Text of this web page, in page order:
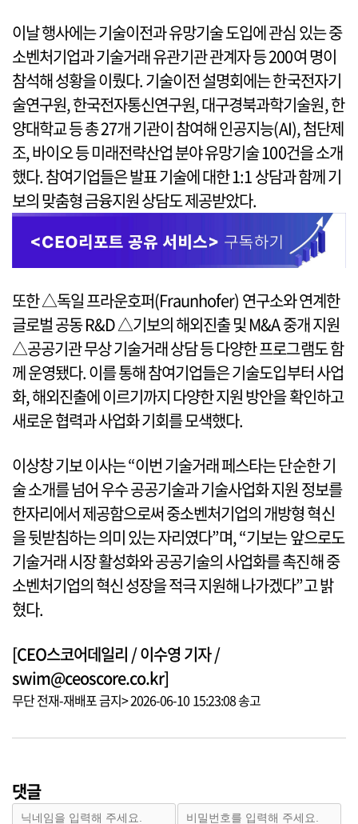
이날 행사에는 기술이전과 유망기술 도입에 관심 있는 중
소벤처기업과 기술거래 유관기관 관계자 등 200여 명이
참석해 성황을 이뤘다. 기술이전 설명회에는 한국전자기
술연구원, 한국전자통신연구원, 대구경북과학기술원, 한
양대학교 등 총 27개 기관이 참여해 인공지능(AI), 첨단제
조, 바이오 등 미래전략산업 분야 유망기술 100건을 소개
했다. 참여기업들은 발표 기술에 대한 1:1 상담과 함께 기
보의 맞춤형 금융지원 상담도 제공받았다.
또한 △독일 프라운호퍼(Fraunhofer) 연구소와 연계한
글로벌 공동 R&D △기보의 해외진출 및 M&A 중개 지원
△공공기관 무상 기술거래 상담 등 다양한 프로그램도 함
께 운영됐다. 이를 통해 참여기업들은 기술도입부터 사업
화, 해외진출에 이르기까지 다양한 지원 방안을 확인하고
새로운 협력과 사업화 기회를 모색했다.
이상창 기보 이사는 “이번 기술거래 페스타는 단순한 기
술 소개를 넘어 우수 공공기술과 기술사업화 지원 정보를
한자리에서 제공함으로써 중소벤처기업의 개방형 혁신
을 뒷받침하는 의미 있는 자리였다”며, “기보는 앞으로도
기술거래 시장 활성화와 공공기술의 사업화를 촉진해 중
소벤처기업의 혁신 성장을 적극 지원해 나가겠다”고 밝
혔다.
[CEO스코어데일리 / 이수영 기자 /
swim@ceoscore.co.kr]
무단 전재-재배포 금지> 2026-06-10 15:23:08 송고
댓글